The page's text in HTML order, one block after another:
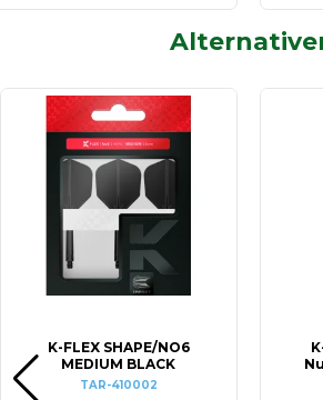
K-FLEX SHAPE/NO6
MEDIUM BLACK
TAR-410002